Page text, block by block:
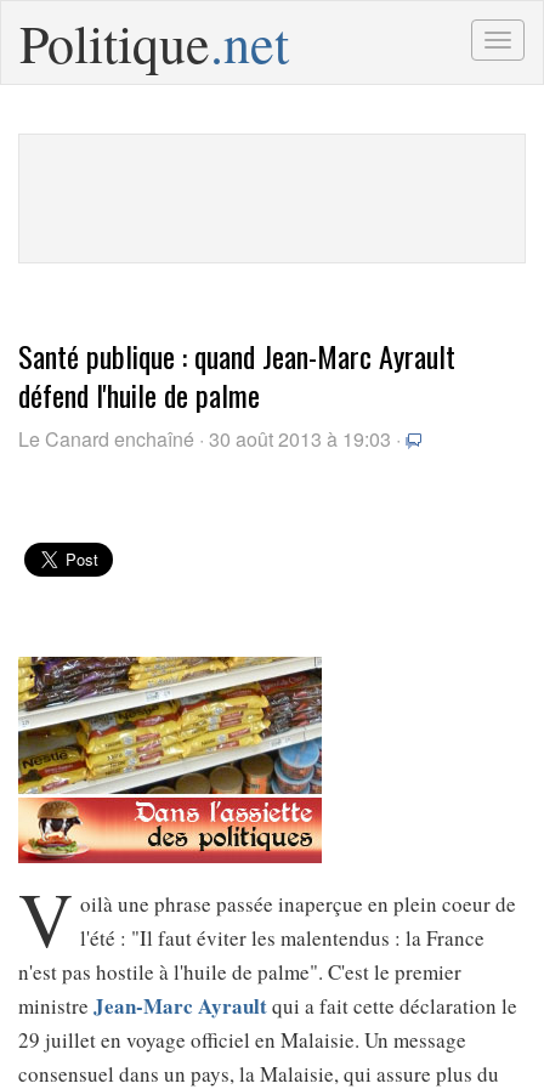
Politique.net
Santé publique : quand Jean-Marc Ayrault
défend l'huile de palme
Le Canard enchaîné · 30 août 2013 à 19:03 ·
V oilà une phrase passée inaperçue en plein coeur de
l'été : "Il faut éviter les malentendus : la France
n'est pas hostile à l'huile de palme". C'est le premier
ministre Jean-Marc Ayraultqui a fait cette déclaration le
29 juillet en voyage officiel en Malaisie. Un message
consensuel dans un pays, la Malaisie, qui assure plus du